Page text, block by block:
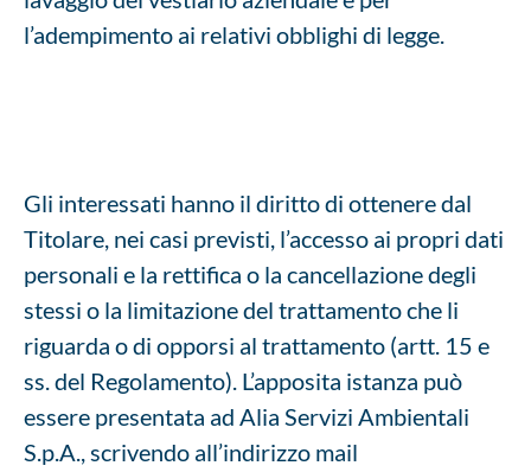
l’adempimento ai relativi obblighi di legge.
Gli interessati hanno il diritto di ottenere dal
Titolare, nei casi previsti, l’accesso ai propri dati
personali e la rettifica o la cancellazione degli
stessi o la limitazione del trattamento che li
riguarda o di opporsi al trattamento (artt. 15 e
ss. del Regolamento). L’apposita istanza può
essere presentata ad Alia Servizi Ambientali
S.p.A., scrivendo all’indirizzo mail